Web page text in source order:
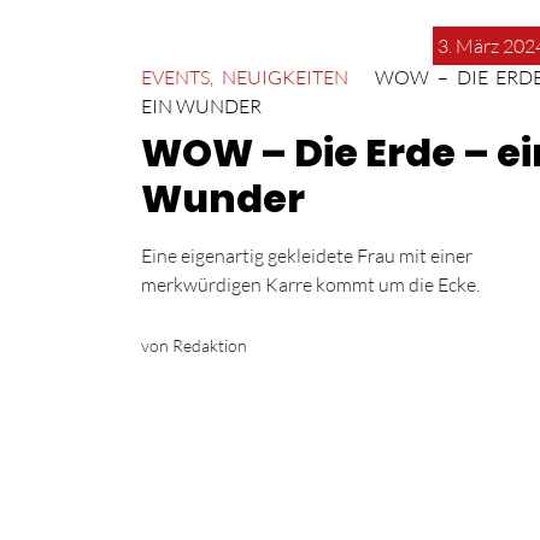
3. März
EVENTS, NEUIGKEITEN
WOW – DIE
EIN WUNDER
WOW – Die Erde –
Wunder
Eine eigenartig gekleidete Frau mit einer
merkwürdigen Karre kommt um die Ecke.
von Redaktion